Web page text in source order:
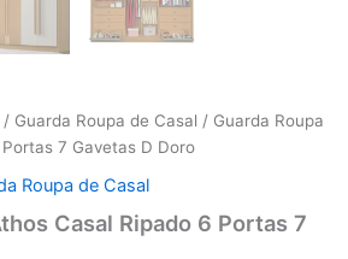
/ Guarda Roupa de Casal / Guarda Roupa
7 Gavetas D Doro
Roupa de Casal
Casal Ripado 6 Portas 7